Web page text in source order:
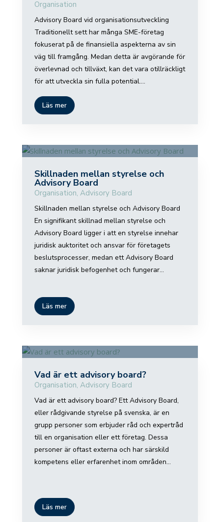
Organisation
Advisory Board vid organisationsutveckling
Traditionellt sett har många SME-företag
fokuserat på de finansiella aspekterna av sin
väg till framgång. Medan detta är avgörande för
överlevnad och tillväxt, kan det vara otillräckligt
för att utveckla sin fulla potential....
Läs mer
Skillnaden mellan styrelse och
Advisory Board
Organisation, Advisory Board
Skillnaden mellan styrelse och Advisory Board
En signifikant skillnad mellan styrelse och
Advisory Board ligger i att en styrelse innehar
juridisk auktoritet och ansvar för företagets
beslutsprocesser, medan ett Advisory Board
saknar juridisk befogenhet och fungerar...
Läs mer
Vad är ett advisory board?
Organisation, Advisory Board
Vad är ett advisory board? Ett Advisory Board,
eller rådgivande styrelse på svenska, är en
grupp personer som erbjuder råd och expertråd
till en organisation eller ett företag. Dessa
personer är oftast externa och har särskild
kompetens eller erfarenhet inom områden...
Läs mer